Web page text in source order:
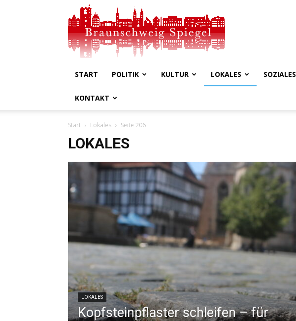
Spiegel
START POLITIK KULTUR LOKALES SOZIALES
KONTAKT
Start Lokales Seite 206
LOKALES
LOKALES
Kopfsteinpflaster schleifen – für